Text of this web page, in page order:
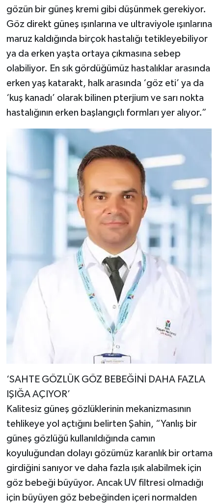
gözün bir güneş kremi gibi düşünmek gerekiyor.
Göz direkt güneş ışınlarına ve ultraviyole ışınlarına
maruz kaldığında birçok hastalığı tetikleyebiliyor
ya da erken yaşta ortaya çıkmasına sebep
olabiliyor. En sık gördüğümüz hastalıklar arasında
erken yaş katarakt, halk arasında ‘göz eti’ ya da
‘kuş kanadı’ olarak bilinen pterjium ve sarı nokta
hastalığının erken başlangıçlı formları yer alıyor.”
‘SAHTE GÖZLÜK GÖZ BEBEĞİNİ DAHA FAZLA
IŞIĞA AÇIYOR’
Kalitesiz güneş gözlüklerinin mekanizmasının
tehlikeye yol açtığını belirten Şahin, “Yanlış bir
güneş gözlüğü kullanıldığında camın
koyuluğundan dolayı gözümüz karanlık bir ortama
girdiğini sanıyor ve daha fazla ışık alabilmek için
göz bebeği büyüyor. Ancak UV filtresi olmadığı
için büyüyen göz bebeğinden içeri normalden